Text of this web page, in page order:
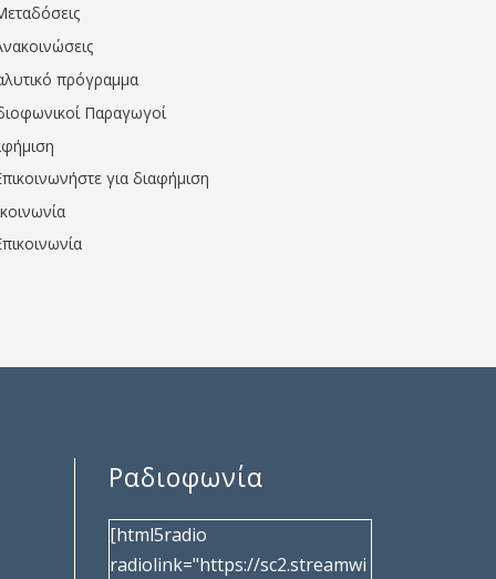
πρόγραμμα
Παραγωγοί
για διαφήμιση
Ραδιοφωνία
[html5radio
radiolink="https://sc2.streamwi